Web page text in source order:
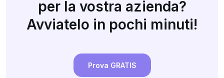
per la vostra azienda?
Avviatelo in pochi minuti!
Prova GRATIS